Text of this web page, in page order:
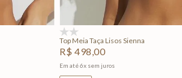
Adicionar na sacola
Top Meia Taça Lisos Sienna
R$ 498,00
Em até6x sem juros